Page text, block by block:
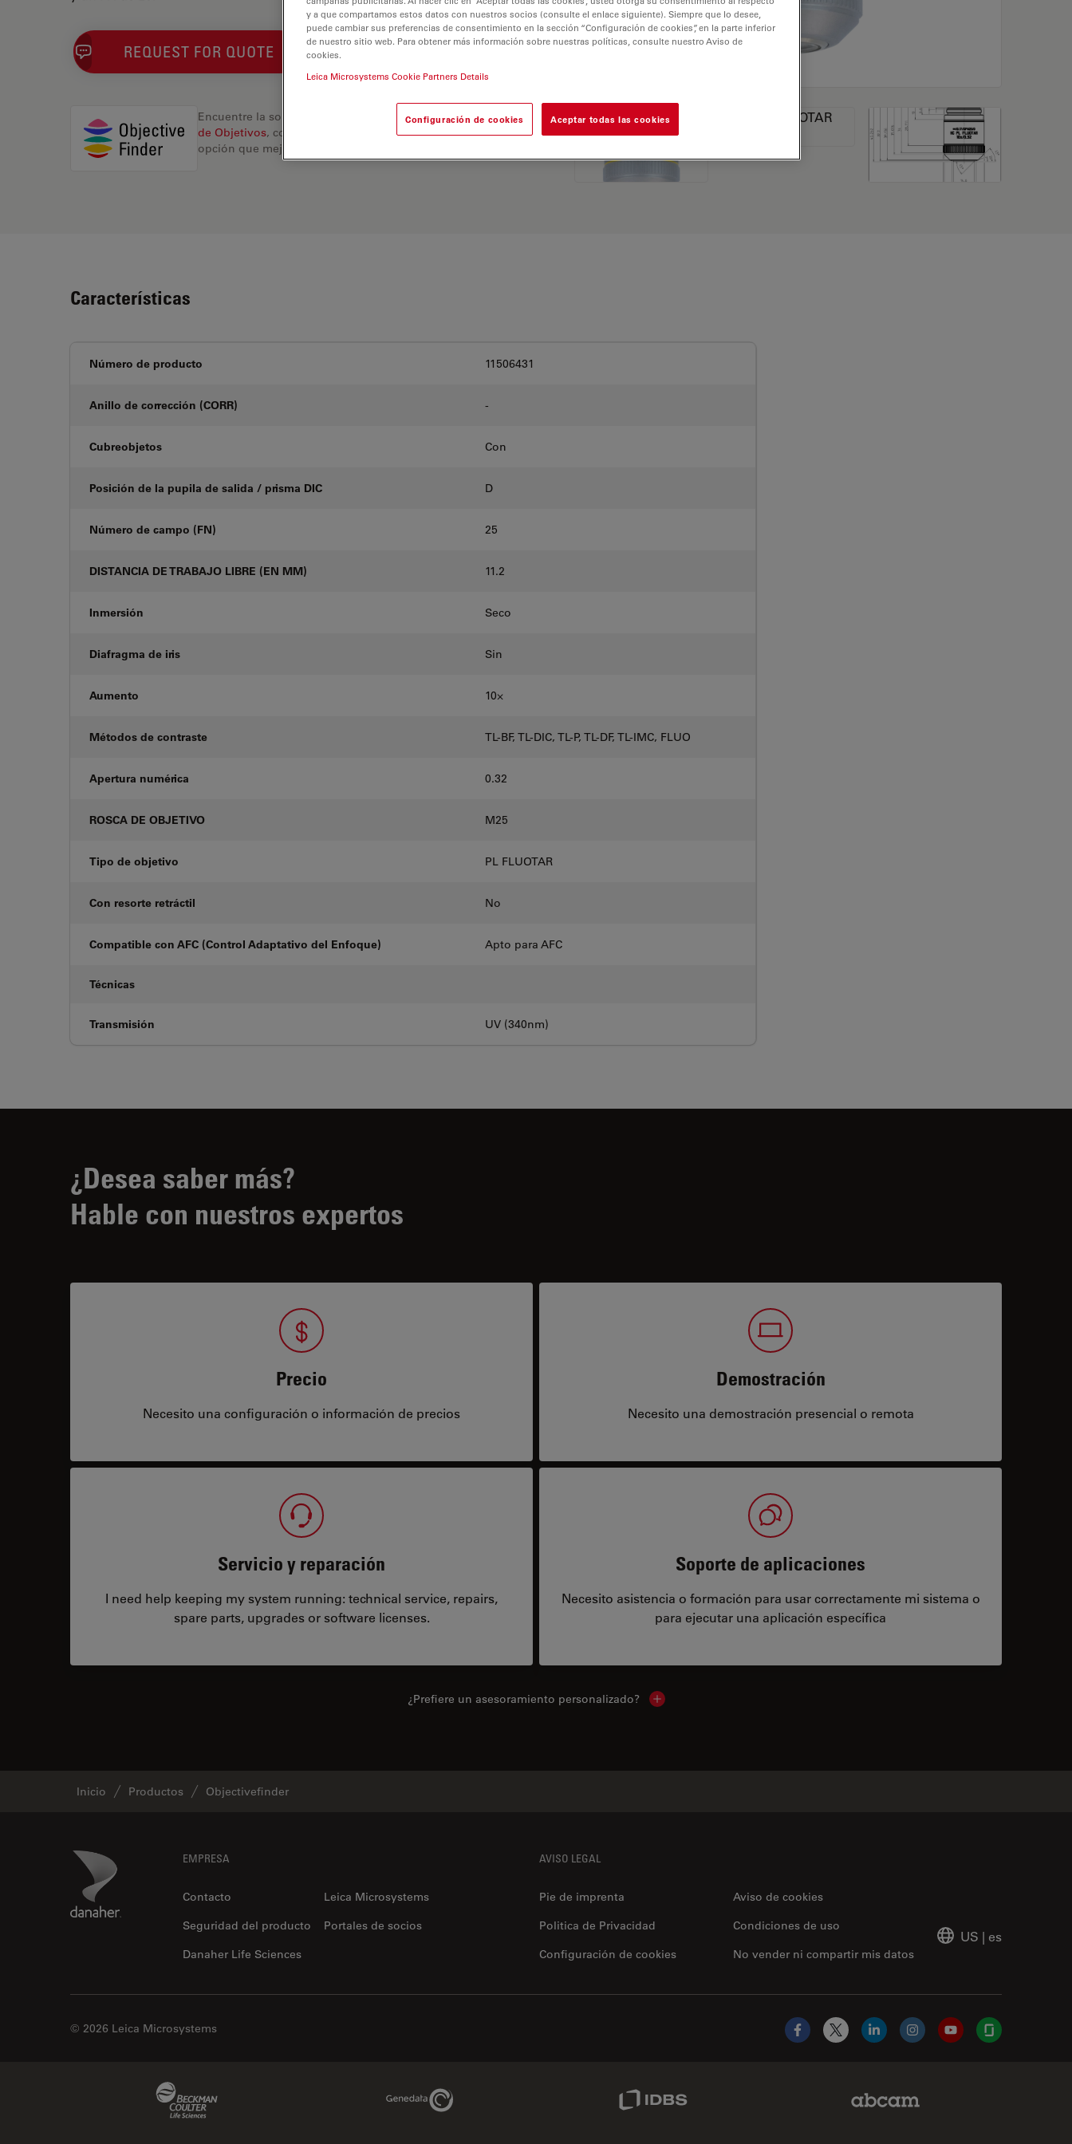
REQUEST FOR QUOTE
Encuentre la solución ideal. Explore nuestroBuscador
de Objetivos, compare alternativas y encuentre la
opción que mejor se adapte a sus necesidades.
Características
Número de producto 11506431
Anillo de corrección (CORR) -
Cubreobjetos Con
Posición de la pupila de salida / prisma DIC D
Número de campo (FN) 25
DISTANCIA DE TRABAJO LIBRE (EN MM) 11.2
Inmersión Seco
Diafragma de iris Sin
Aumento 10⨉
Métodos de contraste TL-BF, TL-DIC, TL-P, TL-DF, TL-IMC, FLUO
Apertura numérica 0.32
ROSCA DE OBJETIVO M25
Tipo de objetivo PL FLUOTAR
Con resorte retráctil No
Compatible con AFC (Control Adaptativo del Enfoque) Apto para AFC
Técnicas
Transmisión UV (340nm)
¿Desea saber más?
Hable con nuestros expertos
Precio
Necesito una configuración o información de precios
Demostración
Necesito una demostración presencial o remota
Servicio y reparación
I need help keeping my system running: technical service, repairs,
spare parts, upgrades or software licenses.
Soporte de aplicaciones
Necesito asistencia o formación para usar correctamente mi sistema o
para ejecutar una aplicación específica
¿Prefiere un asesoramiento personalizado? Show local contacts
Inicio Productos Objectivefinder
Danaher Logo EMPRESA
Contacto
Leica Microsystems
Seguridad del producto
Portales de socios
Danaher Life Sciences
AVISO LEGAL
Pie de imprenta
Aviso de cookies
Politica de Privacidad
No vender ni compartir mis datos
Condiciones de uso
Configuración de cookies
US | es
© 2026 Leica Microsystems
Facebook
X LinkedInInstagramYouTubeGlassdoor
Genedata Link IDBS Link
y a que compartamos estos datos con nuestros socios (consulte el enlace siguiente). Siempre que lo desee,
puede cambiar sus preferencias de consentimiento en la sección “Configuración de cookies”, en la parte inferior
de nuestro sitio web. Para obtener más información sobre nuestras políticas, consulte nuestro Aviso de
cookies.
Leica Microsystems Cookie Partners Details
Configuración de cookies Aceptar todas las cookies